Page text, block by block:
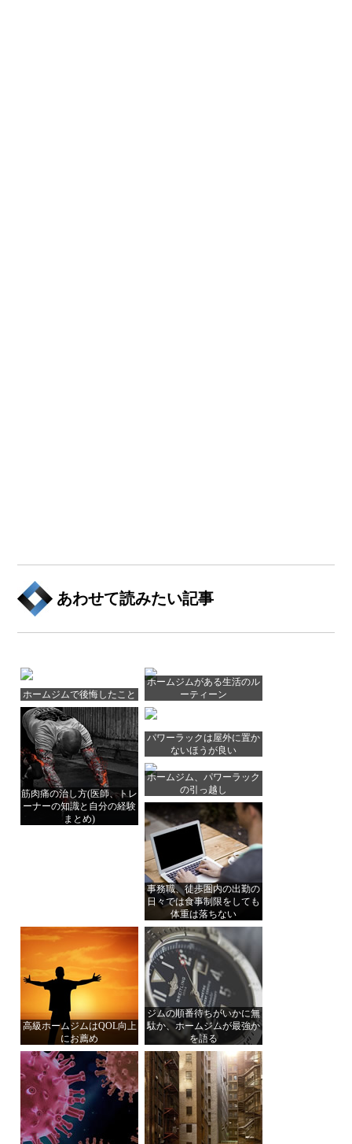
あわせて読みたい記事
ホームジムで後悔したこと
ホームジムがある生活のル
ーティーン
筋肉痛の治し方(医師、トレ
ーナーの知識と自分の経験
まとめ)
パワーラックは屋外に置か
ないほうが良い
ホームジム、パワーラック
の引っ越し
事務職、徒歩圏内の出勤の
日々では食事制限をしても
体重は落ちない
高級ホームジムはQOL向上
にお薦め
ジムの順番待ちがいかに無
駄か、ホームジムが最強か
を語る